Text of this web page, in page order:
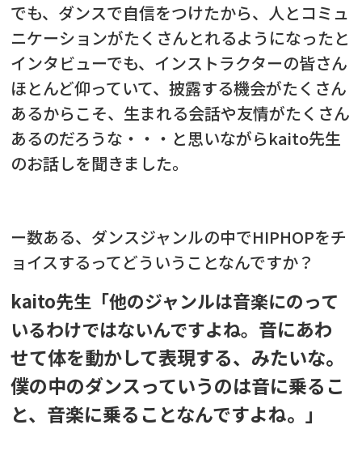
でも、ダンスで自信をつけたから、人とコミュ
ニケーションがたくさんとれるようになったと
インタビューでも、インストラクターの皆さん
ほとんど仰っていて、披露する機会がたくさん
あるからこそ、生まれる会話や友情がたくさん
あるのだろうな・・・と思いながらkaito先生
のお話しを聞きました。
ー数ある、ダンスジャンルの中でHIPHOPをチ
ョイスするってどういうことなんですか？
kaito先生「他のジャンルは音楽にのって
いるわけではないんですよね。 音にあわ
せて体を動かして表現する、みたいな。
僕の中のダンスっていうのは音に乗るこ
と、音楽に乗ることなんですよね。」